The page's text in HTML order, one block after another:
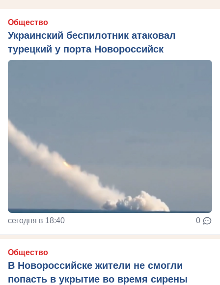
Общество
Украинский беспилотник атаковал
турецкий у порта Новороссийск
сегодня в 18:40 0
Общество
В Новороссийске жители не смогли
попасть в укрытие во время сирены